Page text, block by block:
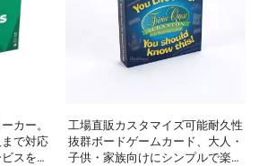
カー。
で対応
スを提
工場直販カスタマイズ可能耐久性
抜群ボードゲームカード、大人・
子供・家族向けにシンプルで楽し